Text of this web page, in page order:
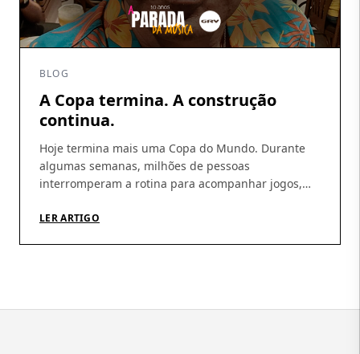
BLOG
A Copa termina. A construção
continua.
Hoje termina mais uma Copa do Mundo. Durante
algumas semanas, milhões de pessoas
interromperam a rotina para acompanhar jogos,
acreditar. A Copa tem essa capacidade rara de
LER ARTIGO